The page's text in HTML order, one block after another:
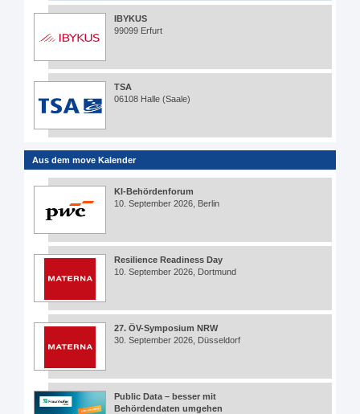
IBYKUS
99099 Erfurt
TSA
06108 Halle (Saale)
Aus dem move Kalender
KI-Behördenforum
10. September 2026, Berlin
Resilience Readiness Day
10. September 2026, Dortmund
27. ÖV-Symposium NRW
30. September 2026, Düsseldorf
Public Data – besser mit
Behördendaten umgehen